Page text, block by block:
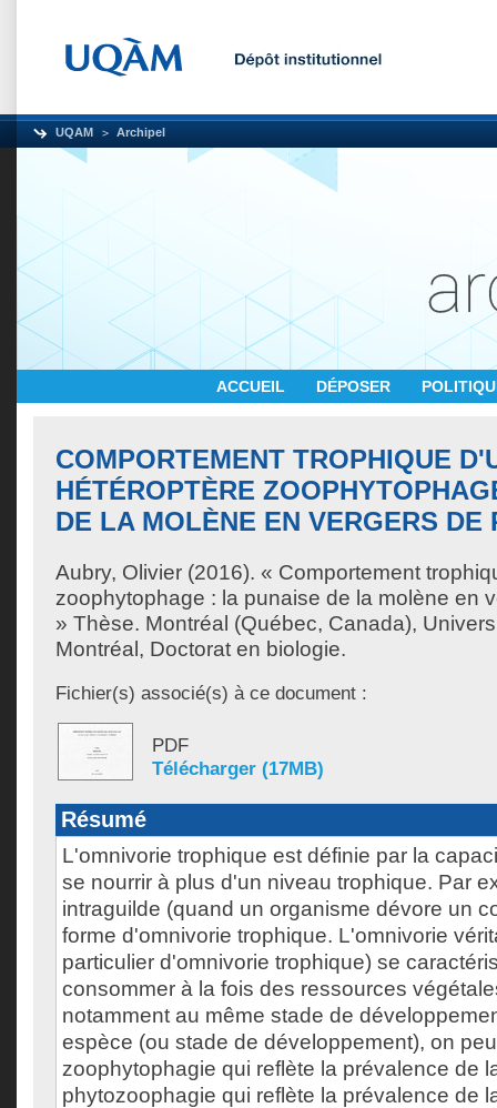
UQAM Archipel
ACCUEIL DÉPOSER
COMPORTEMENT TROPHIQUE
HÉTÉROPTÈRE
DE LA MOLÈNE EN VERGERS DE
Aubry, Olivier (2016). « Comportement
zoophytophage : la punaise de la molène en
» Thèse. Montréal (Québec, Canada),
Montréal, Doctorat en biologie.
Fichier(s) associé(s) à ce document :
PDF
Télécharger (17MB)
Résumé
L'omnivorie trophique est définie par la
se nourrir à plus d'un niveau trophique. Par
intraguilde (quand un organisme dévore un
forme d'omnivorie trophique. L'omnivorie
particulier d'omnivorie trophique) se
consommer à la fois des ressources
notamment au même stade de
espèce (ou stade de développement), on
zoophytophagie qui reflète la prévalence de
phytozoophagie qui reflète la prévalence de